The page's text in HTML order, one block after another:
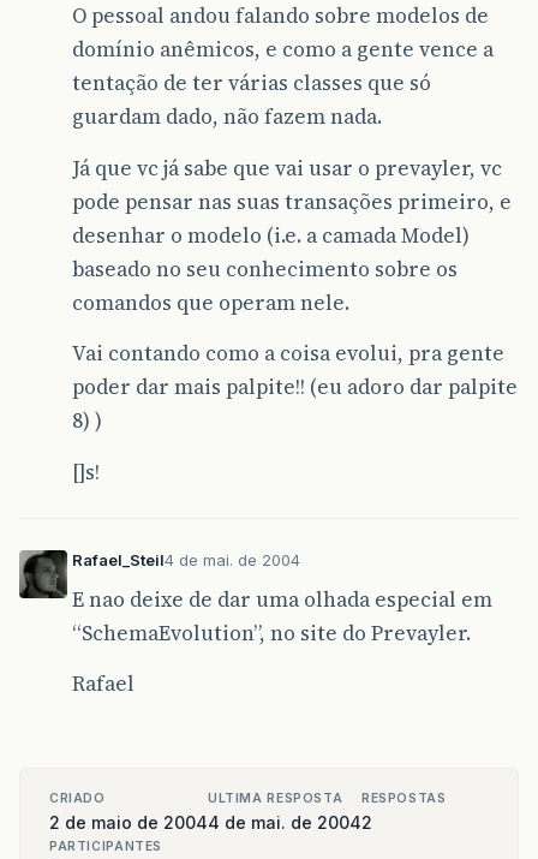
O pessoal andou falando sobre modelos de
domínio anêmicos, e como a gente vence a
tentação de ter várias classes que só
guardam dado, não fazem nada.
Já que vc já sabe que vai usar o prevayler, vc
pode pensar nas suas transações primeiro, e
desenhar o modelo (i.e. a camada Model)
baseado no seu conhecimento sobre os
comandos que operam nele.
Vai contando como a coisa evolui, pra gente
poder dar mais palpite!! (eu adoro dar palpite
8) )
[]s!
Rafael_Steil4 de mai. de 2004
E nao deixe de dar uma olhada especial em
“SchemaEvolution”, no site do Prevayler.
Rafael
CRIADO
2 de maio de 2004
ULTIMA RESPOSTA
4 de mai. de 2004
RESPOSTAS
2
PARTICIPANTES